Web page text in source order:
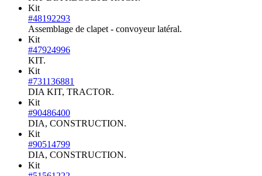
Kit
#48192293
Assemblage de clapet - convoyeur latéral.
Kit
#47924996
KIT.
Kit
#731136881
DIA KIT, TRACTOR.
Kit
#90486400
DIA, CONSTRUCTION.
Kit
#90514799
DIA, CONSTRUCTION.
Kit